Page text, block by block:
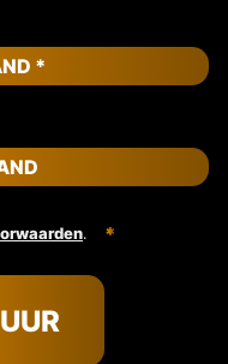
*
.